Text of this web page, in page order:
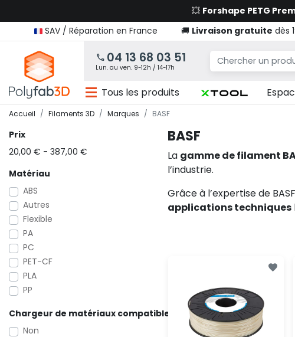
💥 Forshape PETG
SAV / Réparation en France
🚚 Livraison gratuite dès
04 13 68 03 51
Lun. au ven. 9-12h / 14-17h
Tous les produits
Accueil Filaments 3D Marques BASF
Prix
20,00 € - 387,00 €
Matériau
ABS
Autres
Flexible
PA
PC
PET-CF
PLA
PP
Chargeur de matériaux compatible
Non
BASF
La gamme de filament
l’industrie.
Grâce à l’expertise de
applications techniques